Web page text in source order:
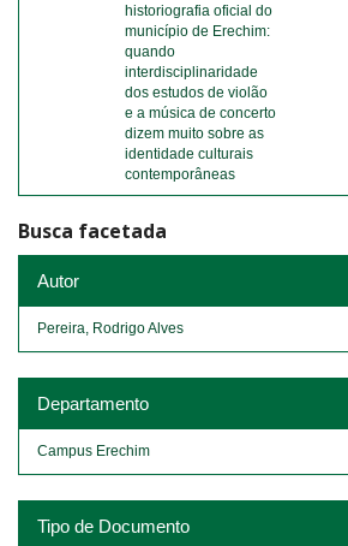
historiografia oficial do
município de Erechim:
quando
interdisciplinaridade
dos estudos de violão
e a música de concerto
dizem muito sobre as
identidade culturais
contemporâneas
Busca facetada
Autor
Pereira, Rodrigo Alves
Departamento
Campus Erechim
Tipo de Documento